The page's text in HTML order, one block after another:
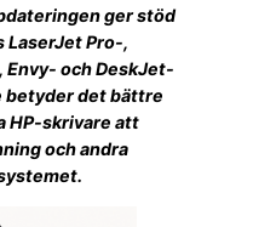
ger stöd
LaserJet Pro-,
och DeskJet-
betyder det bättre
HP-skrivare att
och andra